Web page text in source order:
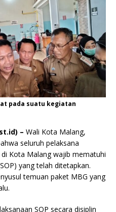
pada suatu kegiatan
– Wali Kota Malang,
seluruh pelaksana
Kota Malang wajib mematuhi
yang telah ditetapkan.
temuan paket MBG yang
SOP secara disiplin